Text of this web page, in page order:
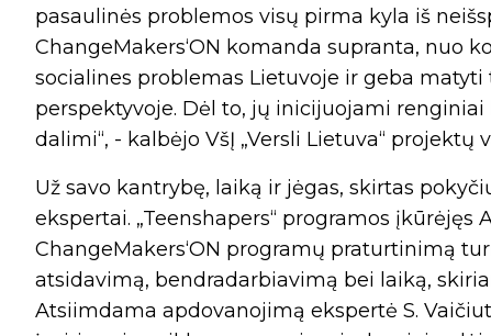
pasaulinės problemos visų pirma kyla iš
ChangeMakers‘ON komanda supranta, nuo
socialines problemas Lietuvoje ir geba
perspektyvoje. Dėl to, jų inicijuojami
dalimi“, - kalbėjo VšĮ „Versli Lietuva“ projektų
Už savo kantrybę, laiką ir jėgas, skirtas
ekspertai. „Teenshapers“ programos
ChangeMakers‘ON programų praturtinimą
atsidavimą, bendradarbiavimą bei laiką,
Atsiimdama apdovanojimą ekspertė S.